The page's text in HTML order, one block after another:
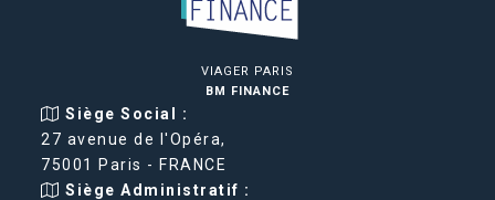
VIAGER PARIS
BM FINANCE
Siège Social :
27 avenue de l'Opéra,
75001 Paris - FRANCE
Siège Administratif :